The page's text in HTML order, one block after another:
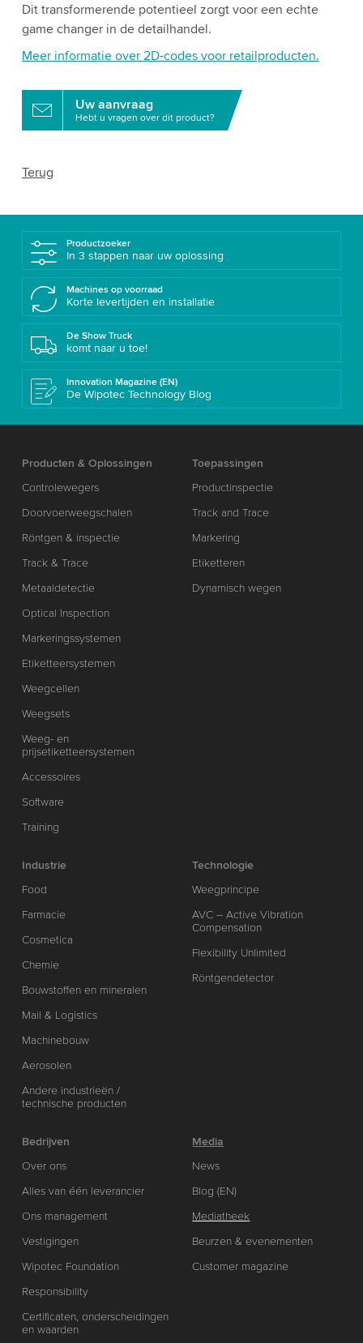
Dit transformerende potentieel zorgt voor een echte
game changer in de detailhandel.
Meer informatie over 2D-codes voor retailproducten.
Uw aanvraag
Hebt u vragen over dit product?
Terug
Productzoeker
In 3 stappen naar uw oplossing
Machines op voorraad
Korte levertijden en installatie
De Show Truck
komt naar u toe!
Innovation Magazine (EN)
De Wipotec Technology Blog
Producten & Oplossingen
Controlewegers
Doorvoerweegschalen
Röntgen & inspectie
Track & Trace
Metaaldetectie
Optical Inspection
Markeringssystemen
Etiketteersystemen
Weegcellen
Weegsets
Weeg- en
prijsetiketteersystemen
Accessoires
Software
Training
Toepassingen
Productinspectie
Track and Trace
Markering
Etiketteren
Dynamisch wegen
Industrie
Food
Farmacie
Cosmetica
Chemie
Bouwstoffen en mineralen
Mail & Logistics
Machinebouw
Aerosolen
Andere industrieën /
technische producten
Technologie
Weegprincipe
AVC – Active Vibration
Compensation
Flexibility Unlimited
Röntgendetector
Bedrijven
Over ons
Alles van één leverancier
Ons management
Vestigingen
Wipotec Foundation
Responsibility
Certificaten, onderscheidingen
en waarden
Media
News
Blog (EN)
Mediatheek
Beurzen & evenementen
Customer magazine